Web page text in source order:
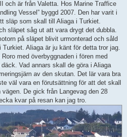
och är från Valetta. Hos Marine Traffice
Vessel” byggd 2007. Den har varit i
släp som skall till Aliaga i Turkiet.
släpet såg ut att vara drygt det dubbla.
på släpet blivit urmonterad och såld
Aliaga är ju känt för detta tror jag.
med överbyggnaden i fören med
Vad annars skall de göra i Aliaga
av den skutan. Det lär vara bra
väl vara en förutsättning för att det skall
De gick från Langevag den 28
kvar på resan kan jag tro.